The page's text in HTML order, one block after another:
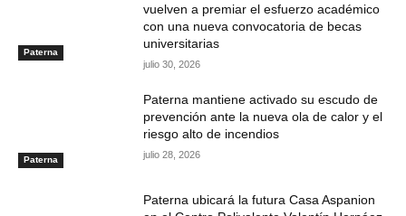
Paterna
vuelven a premiar el esfuerzo académico
con una nueva convocatoria de becas
universitarias
julio 30, 2026
Paterna
Paterna mantiene activado su escudo de
prevención ante la nueva ola de calor y el
riesgo alto de incendios
julio 28, 2026
Paterna ubicará la futura Casa Aspanion